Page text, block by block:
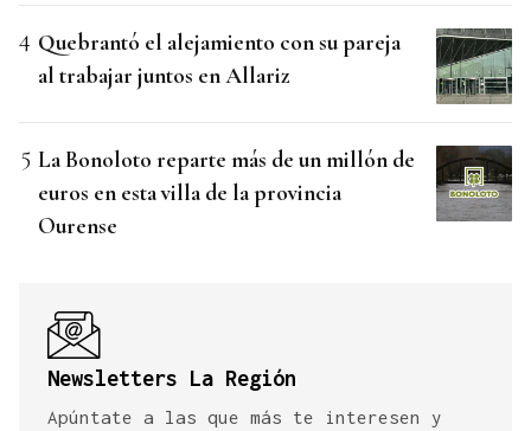
Quebrantó el alejamiento con su pareja
al trabajar juntos en Allariz
La Bonoloto reparte más de un millón de
euros en esta villa de la provincia
Ourense
Newsletters La Región
Apúntate a las que más te interesen y